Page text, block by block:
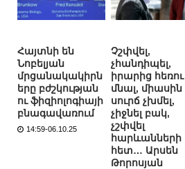
Հայտնի են
Նոբելյան
մրցանակակիրն
երը բժշկության
ու ֆիզիոլոգիայի
բնագավառում
14:59-06.10.25
Չշփվել,
չհանդիպել,
իրարից հեռու
մնալ, միասին
սուրճ չխմել,
չիջնել բակ,
չշփվել
հարևանների
հետ… Արսեն
Թորոսյան